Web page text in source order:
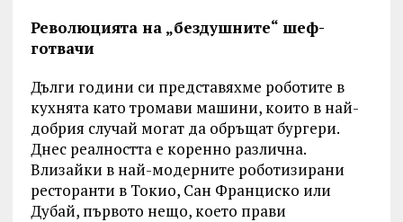
Революцията на „бездушните“ шеф-
готвачи
Дълги години си представяхме роботите в
кухнята като тромави машини, които в най-
добрия случай могат да обръщат бургери.
Днес реалността е коренно различна.
Влизайки в най-модерните роботизирани
ресторанти в Токио, Сан Франциско или
Дубай, първото нещо, което прави